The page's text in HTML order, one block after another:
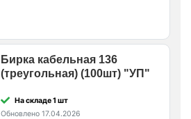
Бирка кабельная 136
(треугольная) (100шт) "УП"
На складе 1 шт
Обновлено 17.04.2026